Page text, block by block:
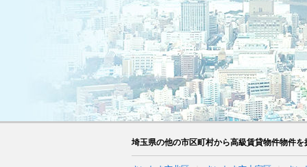
埼玉県の他の市区町村から高級賃貸物件物件を